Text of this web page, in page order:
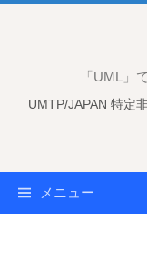
「UML」
UMTP/JAPAN 特定
メニュー